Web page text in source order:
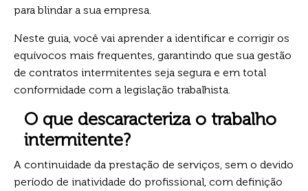
para blindar a sua empresa.
Neste guia, você vai aprender a identificar e corrigir os
equívocos mais frequentes, garantindo que sua gestão
de contratos intermitentes seja segura e em total
conformidade com a legislação trabalhista.
O que descaracteriza o trabalho
intermitente?
A continuidade da prestação de serviços, sem o devido
período de inatividade do profissional, com definição